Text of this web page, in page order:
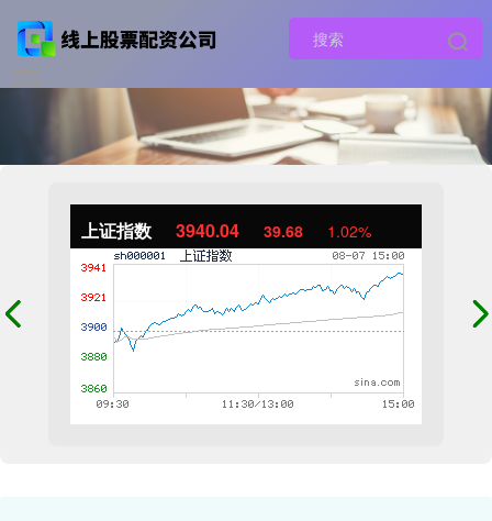
上证指数 3940.04 39.68 1.02%